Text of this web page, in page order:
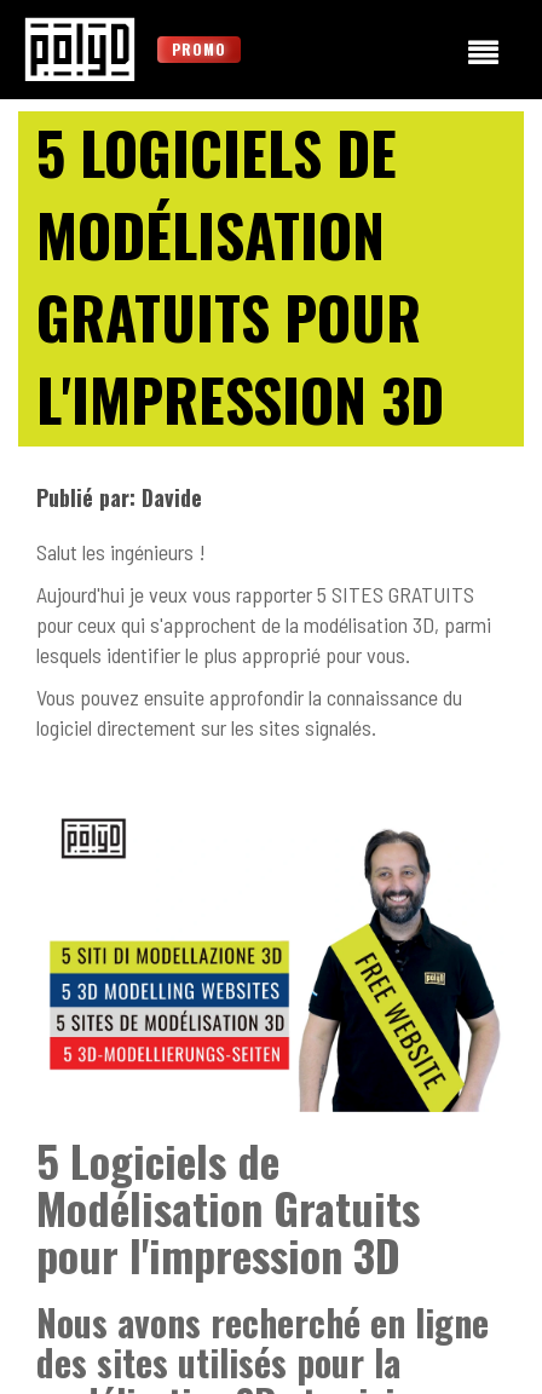
PROMO
5 LOGICIELS DE
MODÉLISATION
GRATUITS POUR
L'IMPRESSION 3D
Publié par: Davide
Salut les ingénieurs !
Aujourd'hui je veux vous rapporter 5 SITES GRATUITS
pour ceux qui s'approchent de la modélisation 3D, parmi
lesquels identifier le plus approprié pour vous.
Vous pouvez ensuite approfondir la connaissance du
logiciel directement sur les sites signalés.
5 Logiciels de
Modélisation Gratuits
pour l'impression 3D
Nous avons recherché en ligne
des sites utilisés pour la